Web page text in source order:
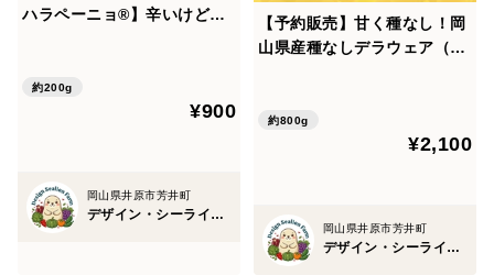
※運送時の振動で粒が落ちる可能性がございます。
※種なし処理をしていますが、生物ですので、思い通り
にいかず、種ができてしまうこともございます。
※家庭用のため、簡易的な梱包ですのでご了承くださ
ハラペーニョ®】辛いけどウ
g）農薬・化学肥料不使用
約200g
¥900
岡山県井原市芳井町
デザイン・シーライオン・ファーム
【予約販売】甘く種なし！岡
山県産種なしデラウェア（約
約800g
¥2,100
岡山県井原市芳井町
デザイン・シーライオン・ファーム